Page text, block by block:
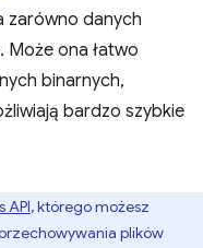
zarówno danych
Może ona łatwo
binarnych,
bardzo szybkie
API, którego możesz
plików